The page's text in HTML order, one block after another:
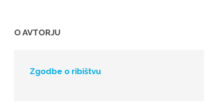
O AVTORJU
Zgodbe o ribištvu